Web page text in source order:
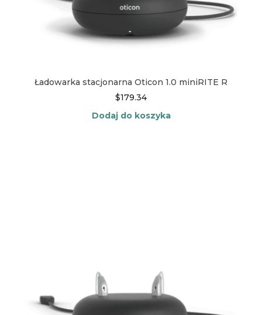
Ładowarka stacjonarna Oticon 1.0 miniRITE R
$179.34
Dodaj do koszyka